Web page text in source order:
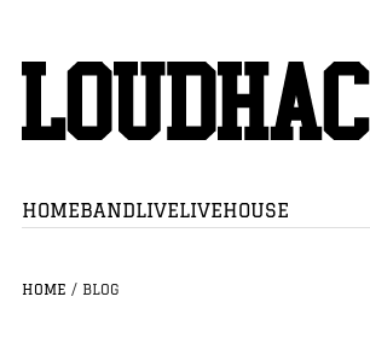
HOMEBANDLIVELIVEHOUSE
HOME / BLOG